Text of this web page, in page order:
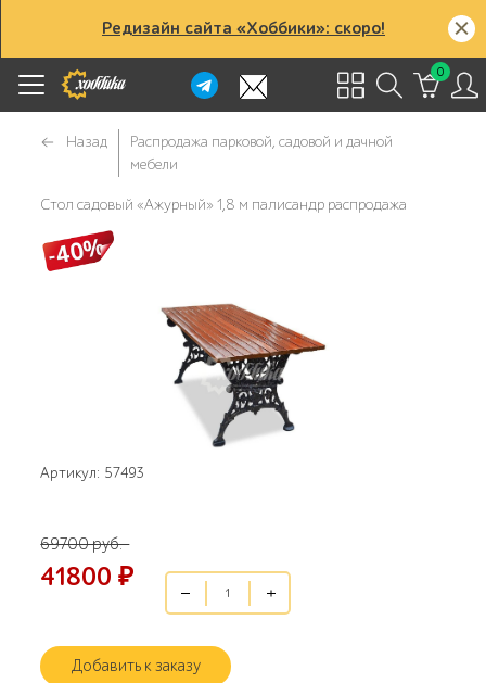
Редизайн сайта «Хоббики»: скоро!
0
Назад
Распродажа парковой, садовой и дачной
мебели
Стол садовый «Ажурный» 1,8 м палисандр распродажа
Артикул: 57493
69700 руб.
41800 ₽
Добавить к заказу